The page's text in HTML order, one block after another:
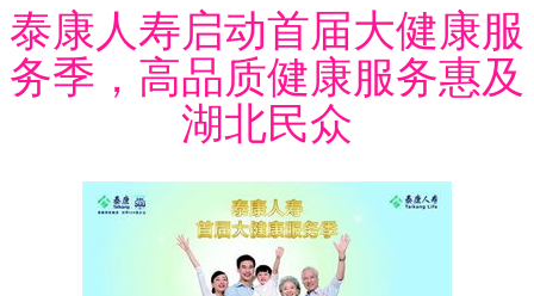
泰康人寿启动首届大健康服
务季，高品质健康服务惠及
湖北民众